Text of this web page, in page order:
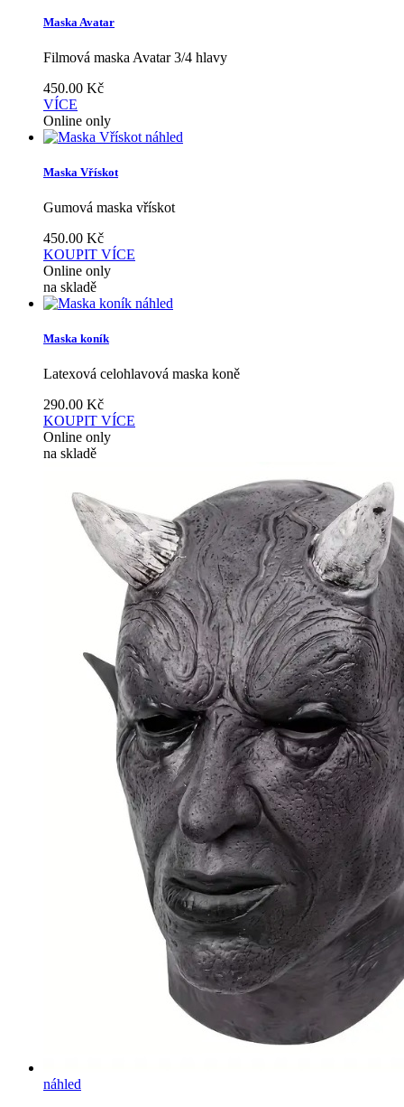
Maska Avatar
Filmová maska Avatar 3/4 hlavy
450.00 Kč
VÍCE
Online only
náhled
Maska Vřískot
Gumová maska vřískot
450.00 Kč
KOUPIT VÍCE
Online only
na skladě
náhled
Maska koník
Latexová celohlavová maska koně
290.00 Kč
KOUPIT VÍCE
Online only
na skladě
náhled